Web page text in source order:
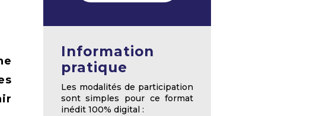
Information
pratique
Les modalités de participation
sont simples pour ce format
inédit 100% digital :